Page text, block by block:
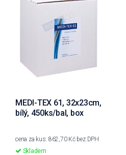
MEDI-TEX 61, 32x23cm,
bílý, 450ks/bal, box
cena za kus: 862,70 Kč bez DPH
Skladem